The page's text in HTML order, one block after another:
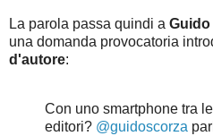
La parola passa quindi a Guido
una domanda provocatoria
d'autore:
Con uno smartphone tra
editori? @guidoscorza